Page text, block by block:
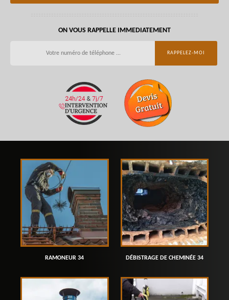
ON VOUS RAPPELLE IMMEDIATEMENT
RAMONEUR 34 DÉBISTRAGE DE CHEMINÉE 34